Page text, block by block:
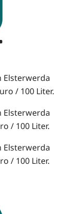
Elsterwerda
/ 100 Liter.
Elsterwerda
/ 100 Liter.
Elsterwerda
/ 100 Liter.